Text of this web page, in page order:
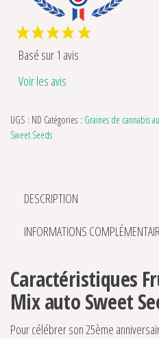
Basé sur 1 avis
Voir les avis
UGS : ND Catégories : Graines de cannabis
Sweet Seeds
DESCRIPTION
INFORMATIONS
Caractéristiques
Mix auto Sweet
Pour célébrer son 25ème